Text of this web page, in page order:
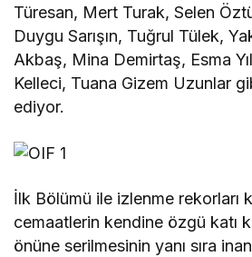
Türesan, Mert Turak, Selen
Duygu Sarışın, Tuğrul Tülek,
Akbaş, Mina Demirtaş, Esma
Kelleci, Tuana Gizem Uzunlar
ediyor.
İlk Bölümü ile izlenme rekorları
cemaatlerin kendine özgü katı
önüne serilmesinin yanı sıra